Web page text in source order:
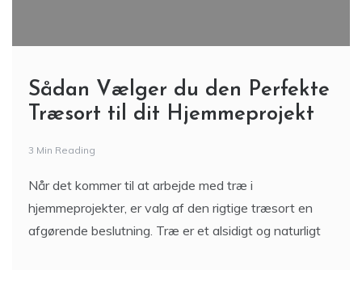
Sådan Vælger du den Perfekte
Træsort til dit Hjemmeprojekt
3 Min Reading
Når det kommer til at arbejde med træ i
hjemmeprojekter, er valg af den rigtige træsort en
afgørende beslutning. Træ er et alsidigt og naturligt